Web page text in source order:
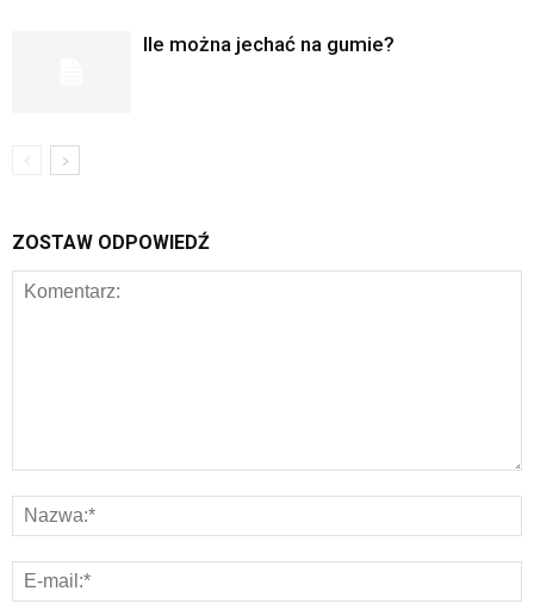
Ile można jechać na gumie?
ZOSTAW ODPOWIEDŹ